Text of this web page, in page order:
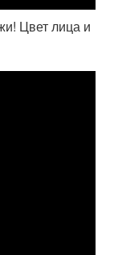
Цвет лица и